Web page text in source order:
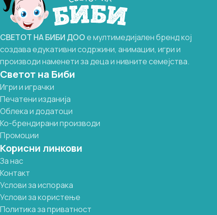
СВЕТОТ НАБИБИ ДООе мултимедијален бренд кој
создава едукативни содржини, анимации, игри и
производи наменети за деца и нивните семејства.
Светот на Биби
Игри и играчки
Печатени изданија
Облека и додатоци
Ко-брендирани производи
Промоции
Корисни линкови
За нас
Контакт
Услови за испорака
Услови за користење
Политика за приватност